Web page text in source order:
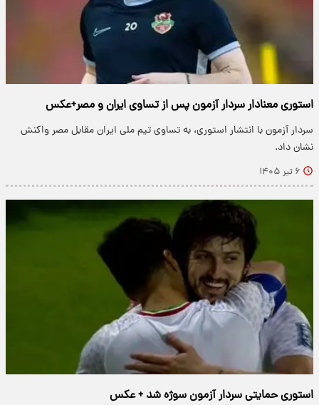
استوری معنادار سردار آزمون پس از تساوی ایران و مصر+عکس
سردار آزمون با انتشار استوری، به تساوی تیم ملی ایران مقابل مصر واکنش
نشان داد.
۶ تیر ۱۴۰۵
استوری حمایتی سردار آزمون سوژه شد + عکس